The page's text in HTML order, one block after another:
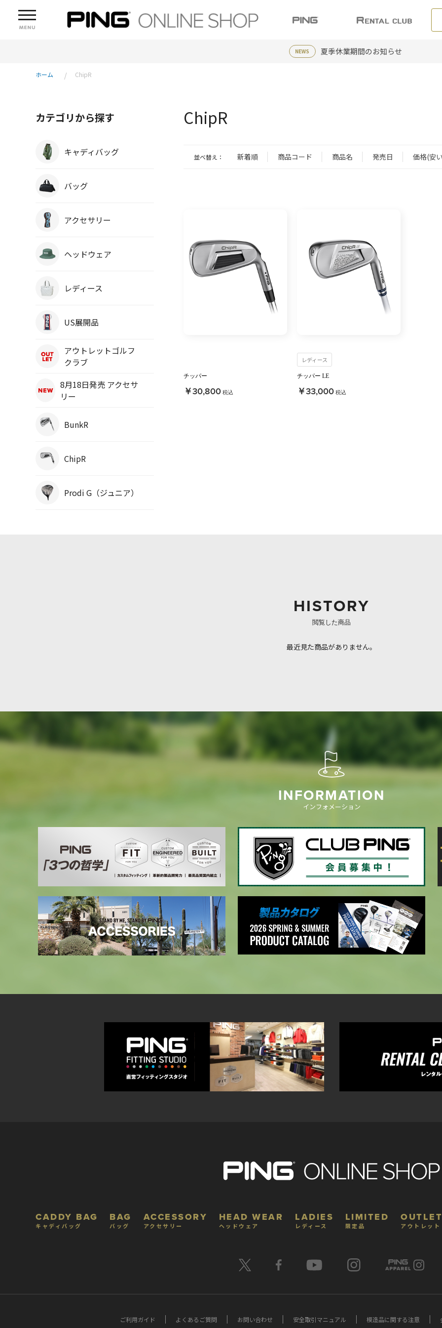
NEWS 夏季休業期間のお知らせ
ホーム ChipR
カテゴリから探す
キャディバッグ
バッグ
アクセサリー
ヘッドウェア
レディース
US展開品
アウトレットゴルフ
クラブ
8月18日発売 アクセサ
リー
BunkR
ChipR
Prodi G（ジュニア）
ChipR
並べ替え： 新着順 商品コード 商品名 発売日 価格(安
チッパー
￥30,800税込
レディース
チッパー LE
￥33,000税込
HISTORY
閲覧した商品
最近見た商品がありません。
INFORMATION
インフォメーション
CADDY BAG
キャディバッグ
BAG
バッグ
ACCESSORY
アクセサリー
HEAD WEAR
ヘッドウェア
LADIES
レディース
LIMITED
限定品 アウトレッ
ご利用ガイド よくあるご質問 お問い合わせ 安全取引マニュアル 模造品に関する注意